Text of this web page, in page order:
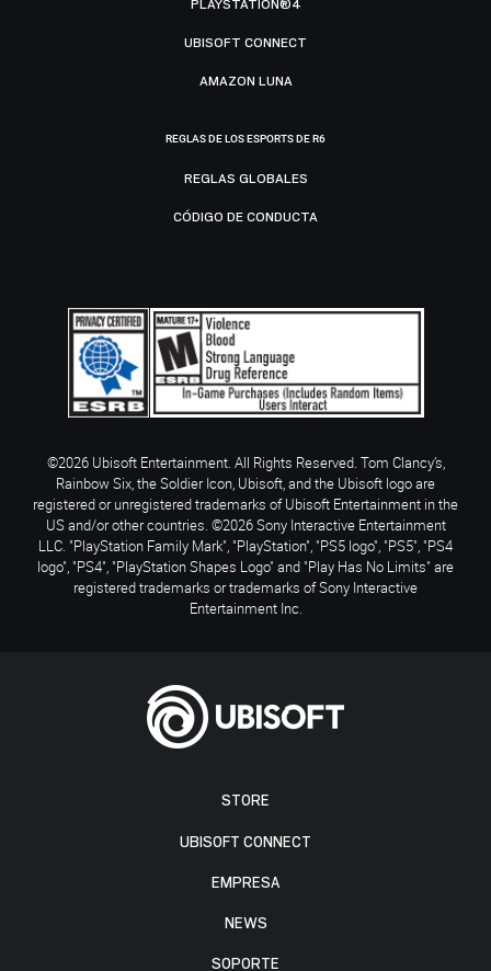
STORE
UBISOFT CONNECT
EMPRESA
NEWS
SOPORTE
PLAYSTATION®4
UBISOFT CONNECT
AMAZON LUNA
REGLAS DE LOS ESPORTS DE R6
REGLAS GLOBALES
CÓDIGO DE CONDUCTA
©2026 Ubisoft Entertainment. All Rights Reserved. Tom Clancy’s,
Rainbow Six, the Soldier Icon, Ubisoft, and the Ubisoft logo are
registered or unregistered trademarks of Ubisoft Entertainment in the
US and/or other countries. ©2026 Sony Interactive Entertainment
LLC. "PlayStation Family Mark", "PlayStation", "PS5 logo", "PS5", "PS4
logo", "PS4", "PlayStation Shapes Logo" and "Play Has No Limits" are
registered trademarks or trademarks of Sony Interactive
Entertainment Inc.